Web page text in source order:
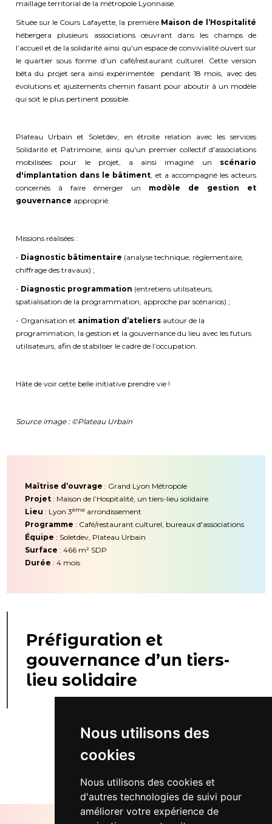
Nous utilisons des
cookies
Nous utilisons des cookies et
d'autres technologies de suivi pour
améliorer votre expérience de
maillage territorial de la métropole Lyonnaise.
Située sur le Cours Lafayette, la première Maison de l’Hospitalité
hébergera plusieurs associations œuvrant dans les champs de
l’accueil et de la solidarité ainsi qu'un espace de convivialité ouvert sur
le quartier sous forme d'un café/restaurant culturel. Cette version
bêta du projet sera ainsi expérimentée pendant 18 mois, avec des
évolutions et ajustements chemin faisant pour aboutir à un modèle
qui soit le plus pertinent possible.
Plateau Urbain et Soletdev, en étroite relation avec les services
Solidarité et Patrimoine, ainsi qu'un premier collectif d'associations
mobilisées pour le projet, a ainsi imaginé un scénario
d'implantation dans le bâtiment, et a accompagné les acteurs
concernés à faire émerger un modèle de gestion et
gouvernance approprié.
Missions réalisées :
- Diagnostic bâtimentaire (analyse technique, règlementaire,
chiffrage des travaux) ;
- Diagnostic programmation (entretiens utilisateurs,
spatialisation de la programmation, approche par scénarios) ;
- Organisation et animation d’ateliers autour de la
programmation, la gestion et la gouvernance du lieu avec les futurs
utilisateurs, afin de stabiliser le cadre de l’occupation.
Hâte de voir cette belle initiative prendre vie !
Source image : ©Plateau Urbain
Maîtrise d’ouvrage : Grand Lyon Métropole
Projet : Maison de l’Hospitalité, un tiers-lieu solidaire
Lieu : Lyon 3ème arrondissement
Programme : Café/restaurant culturel, bureaux d'associations
Équipe : Soletdev, Plateau Urbain
Surface : 466 m² SDP
Durée : 4 mois
Préfiguration et
gouvernance d’un tiers-
lieu solidaire
Retour...